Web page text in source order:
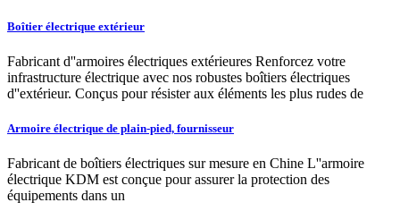
Boîtier électrique extérieur
Fabricant d''armoires électriques extérieures Renforcez votre
infrastructure électrique avec nos robustes boîtiers électriques
d''extérieur. Conçus pour résister aux éléments les plus rudes de
Armoire électrique de plain-pied, fournisseur
Fabricant de boîtiers électriques sur mesure en Chine L''armoire
électrique KDM est conçue pour assurer la protection des
équipements dans un